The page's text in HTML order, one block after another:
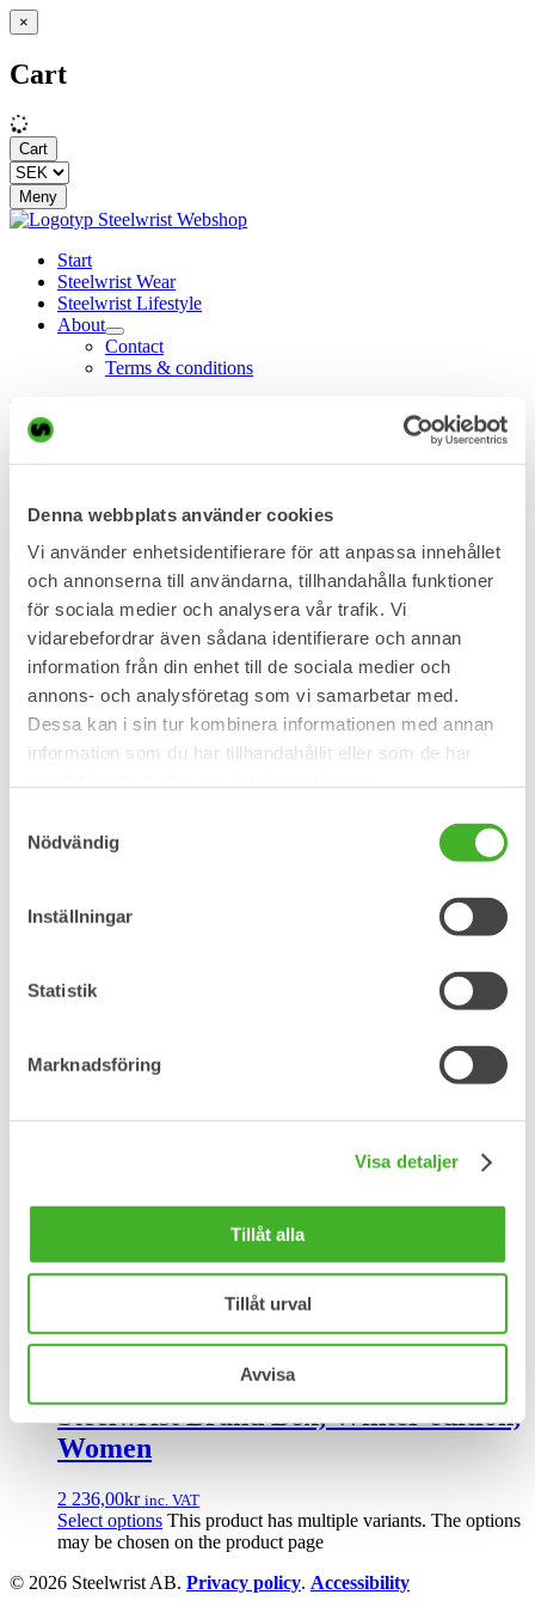
Denna webbplats använder cookies
Vi använder enhetsidentifierare för att anpassa innehållet
och annonserna till användarna, tillhandahålla funktioner
för sociala medier och analysera vår trafik. Vi
vidarebefordrar även sådana identifierare och annan
information från din enhet till de sociala medier och
annons- och analysföretag som vi samarbetar med.
Dessa kan i sin tur kombinera informationen med annan
information som du har tillhandahållit eller som de har
Nödvändig
Inställningar
Statistik
Marknadsföring
Visa detaljer
Tillåt alla
Tillåt urval
Avvisa
×
Cart
Cart
Meny
Start
Steelwrist Wear
Steelwrist Lifestyle
About
Contact
Terms & conditions
Home
Merchandising Kit
Showing all 4 results
Steelwrist Wear
Steelwrist Brand Box, Summer
edition, Men
2 071,00kr inc. VAT
This product has multiple variants. The options
may be chosen on the product page
Steelwrist Wear
Steelwrist Brand Box, Winter edition,
Men
2 236,00kr inc. VAT
Select options This product has multiple variants. The options
may be chosen on the product page
Steelwrist Brand Box, Winter edition,
Women
2 236,00kr inc. VAT
Select options This product has multiple variants. The options
may be chosen on the product page
© 2026 Steelwrist AB. Privacy policy. Accessibility